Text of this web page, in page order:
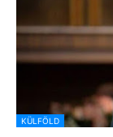
KÜLFÖLD